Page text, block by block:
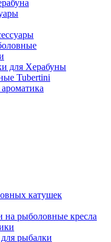
для Херабуны
Tubertini
катушек
на рыболовные кресла
рыбалки